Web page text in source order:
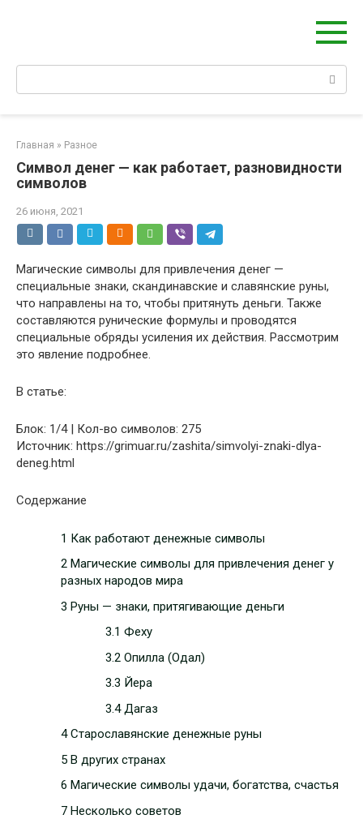
Главная » Разное
Символ денег — как работает, разновидности
символов
26 июня, 2021
Магические символы для привлечения денег —
специальные знаки, скандинавские и славянские руны,
что направлены на то, чтобы притянуть деньги. Также
составляются рунические формулы и проводятся
специальные обряды усиления их действия. Рассмотрим
это явление подробнее.
В статье:
Блок: 1/4 | Кол-во символов: 275
Источник: https://grimuar.ru/zashita/simvolyi-znaki-dlya-
deneg.html
Содержание
1 Как работают денежные символы
2 Магические символы для привлечения денег у
разных народов мира
3 Руны — знаки, притягивающие деньги
3.1 Феху
3.2 Опилла (Одал)
3.3 Йера
3.4 Дагаз
4 Старославянские денежные руны
5 В других странах
6 Магические символы удачи, богатства, счастья
7 Несколько советов